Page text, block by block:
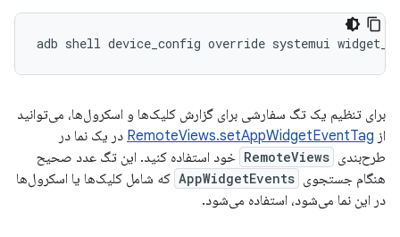
برای تنظیم یک تگ سفارشی برای گزارش کلیک‌ها و اسکرول‌ها، می‌توانید
از RemoteViews.setAppWidgetEventTag در یک نما در
طرح‌بندی RemoteViews خود استفاده کنید. این تگ عدد صحیح
هنگام جستجوی AppWidgetEvents که شامل کلیک‌ها یا اسکرول‌ها
در این نما می‌شود، استفاده می‌شود.